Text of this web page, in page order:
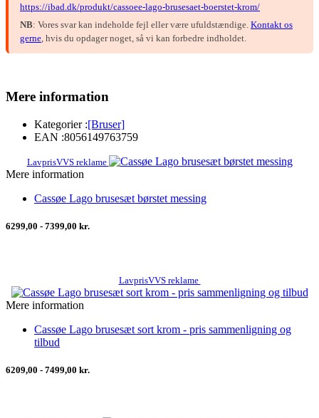
https://ibad.dk/produkt/cassoee-lago-brusesaet-boerstet-krom/
NB: Vores svar kan indeholde fejl eller være ufuldstændige. Kontakt os
gerne , hvis du opdager noget, så vi kan forbedre indholdet.
Mere information
Kategorier :[Bruser]
EAN :8056149763759
LavprisVVS reklame
Mere information
Cassøe Lago brusesæt børstet messing
6299,00 - 7399,00 kr.
LavprisVVS reklame
Mere information
Cassøe Lago brusesæt sort krom - pris sammenligning og
tilbud
6209,00 - 7499,00 kr.